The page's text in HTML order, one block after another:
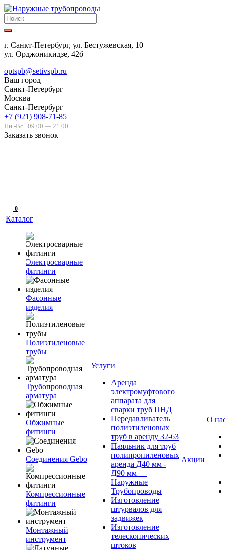
г. Санкт-Петербург, ул. Бестужевская, 10
ул. Орджоникидзе, 42б
optspb@setivspb.ru
Ваш город
Санкт-Петербург
Москва
Санкт-Петербург
+7 (921) 908-71-85
Пн.-Вс. 09.00 — 21.00
Заказать звонок
0
Каталог
Электросварные
фитинги
Фасонные
изделия
Полиэтиленовые
трубы
Трубопроводная
арматура
Обжимные
фитинги
Соединения Gebo
Компрессионные
фитинги
Монтажный
инструмент
Услуги
Аренда
электромуфтового
аппарата для
сварки труб ПНД
Передавливатель
полиэтиленовых
труб в аренду 32-63
Паяльник для труб
полипропиленовых
аренда Д40 мм -
Д90 мм —
Наружные
Трубопроводы
Изготовление
штурвалов для
задвижек
Изготовление
телескопических
штоков
Акции
О